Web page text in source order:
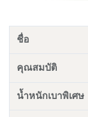
ชื่อ
คุณสมบัติ
น้ำหนักเบาพิเศษ